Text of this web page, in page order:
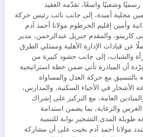
وشعبيًا واسعًا، تقدّمه العقيد
محلية أمبدة، إلى جانب نائب رئيس حركة
وأمين إقليم الخرطوم مولانا أحمد آدم
كاربينو، والمقدم جبريل عبدالرحمن، مدير
عن قيادات الإدارة الأهلية وممثلي الطرق
والشباب، إلى جانب حشود كبيرة من
تِرْدة أن المبادرة تأتي ضمن خطة استراتيجية
بالتنسيق مع حركة العدل والمساواة
الأشجار في الأحياء السكنية، والمدارس،
العامة، مع التركيز على إشراك
والرعاية، بما يضمن استدامة
طويلة المدى.التشجير بوابة للتنمية
مولانا أحمد آدم بخيت على أن مشاركة